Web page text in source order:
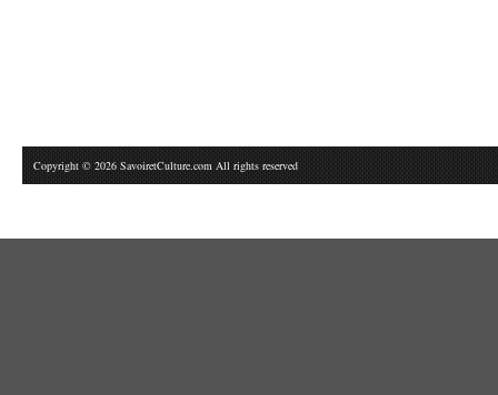
Copyright © 2026 SavoiretCulture.com All rights reserved